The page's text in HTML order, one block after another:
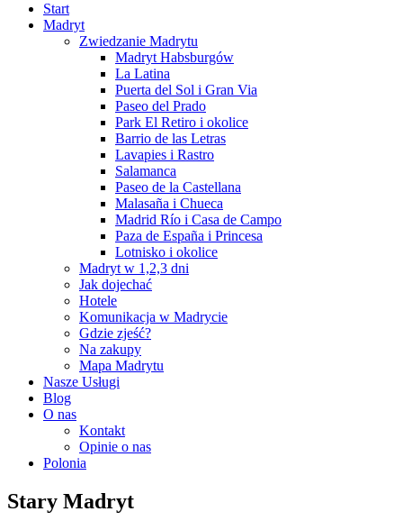
Start
Madryt
Zwiedzanie Madrytu
Madryt Habsburgów
La Latina
Puerta del Sol i Gran Via
Paseo del Prado
Park El Retiro i okolice
Barrio de las Letras
Lavapies i Rastro
Salamanca
Paseo de la Castellana
Malasaña i Chueca
Madrid Río i Casa de Campo
Paza de España i Princesa
Lotnisko i okolice
Madryt w 1,2,3 dni
Jak dojechać
Hotele
Komunikacja w Madrycie
Gdzie zjeść?
Na zakupy
Mapa Madrytu
Nasze Usługi
Blog
O nas
Kontakt
Opinie o nas
Polonia
Stary Madryt